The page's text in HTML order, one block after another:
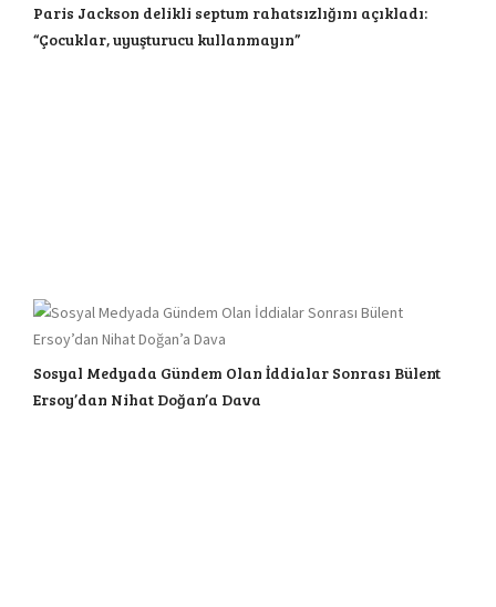
Paris Jackson delikli septum rahatsızlığını açıkladı:
“Çocuklar, uyuşturucu kullanmayın”
Sosyal Medyada Gündem Olan İddialar Sonrası Bülent
Ersoy’dan Nihat Doğan’a Dava